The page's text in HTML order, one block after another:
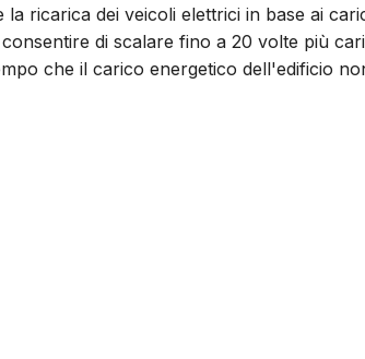
ricarica dei veicoli elettrici in base ai
di scalare fino a 20 volte più
che il carico energetico dell'edificio